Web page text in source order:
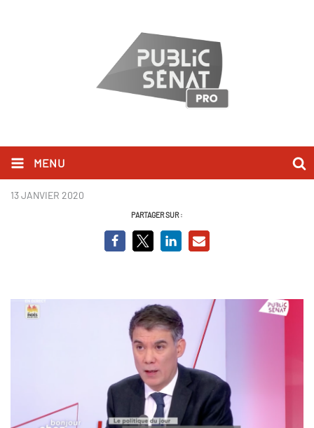
MENU
Olivier Faure.png
13 JANVIER 2020
PARTAGER SUR :